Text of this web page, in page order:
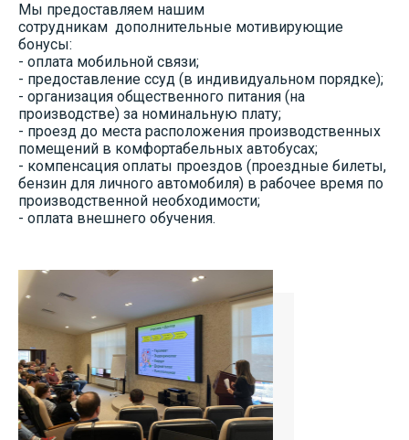
Мы предоставляем нашим
сотрудникам дополнительные мотивирующие
бонусы:
- оплата мобильной связи;
- предоставление ссуд (в индивидуальном порядке);
- организация общественного питания (на
производстве) за номинальную плату;
- проезд до места расположения производственных
помещений в комфортабельных автобусах;
- компенсация оплаты проездов (проездные билеты,
бензин для личного автомобиля) в рабочее время по
производственной необходимости;
- оплата внешнего обучения.